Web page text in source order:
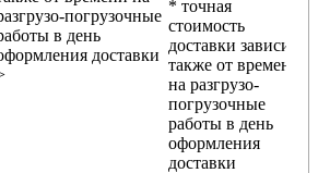
погрузочные
в день
доставки
* точная
стоимость
доставки зависит
также от времени
на разгрузо-
погрузочные
работы в день
оформления
доставки